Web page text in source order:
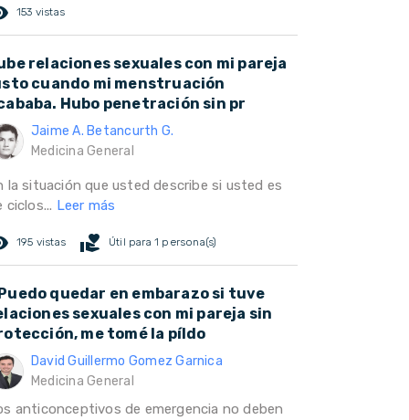
153 vistas
relaciones sexuales con mi pareja
cuando mi menstruación
Hubo penetración sin pr
Jaime A. Betancurth G.
Medicina General
la situación que usted describe si usted es
ciclos... Leer más
195 vistas volunteer_activism Útil para 1 persona(s)
quedar en embarazo si tuve
sexuales con mi pareja sin
me tomé la píldo
David Guillermo Gomez Garnica
Medicina General
anticonceptivos de emergencia no deben